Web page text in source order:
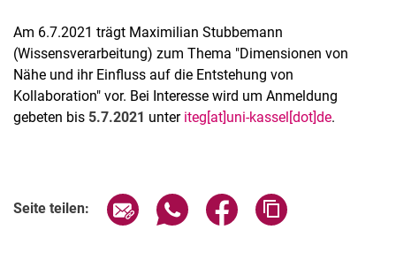
Am 6.7.2021 trägt Maximilian Stubbemann
(Wissensverarbeitung) zum Thema "Dimensionen von
Nähe und ihr Einfluss auf die Entstehung von
Kollaboration" vor. Bei Interesse wird um Anmeldung
gebeten bis 5.7.2021 unter iteg[at]uni-kassel[dot]de.
Seite teilen: Seite über E-Mail teilen
Seite über WhatsApp teilen
Seite über Facebook